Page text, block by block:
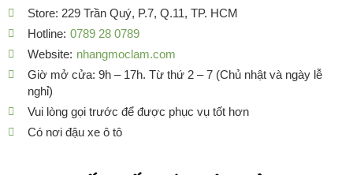
Store: 229 Trần Quý, P.7, Q.11, TP. HCM
Hotline: 0789 28 0789
Website: nhangmoclam.com
Giờ mở cửa: 9h – 17h. Từ thứ 2 – 7 (Chủ nhật và ngày lễ
nghỉ)
Vui lòng gọi trước để được phục vụ tốt hơn
Có nơi đậu xe ô tô